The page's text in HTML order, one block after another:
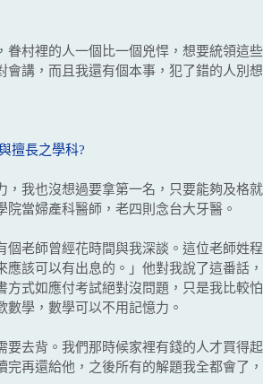
裡的人一個比一個兇悍，想要統領這
講，而且我還有個本事，犯了錯的人別
擅長之學科?
也沒想過要拿第一名，只要能夠及格
當婦產科醫師，老四則念台大牙醫。
師曾經花時間與我深談。這位老師姓
該可以有出息的。」他對我說了這番話
式如應付考試絕對沒問題，只是我比較
學，數學可以不用記憶力。
背。我們那時候家裡有錢的人才買得
再還給他，之後所有的解題我全都會了